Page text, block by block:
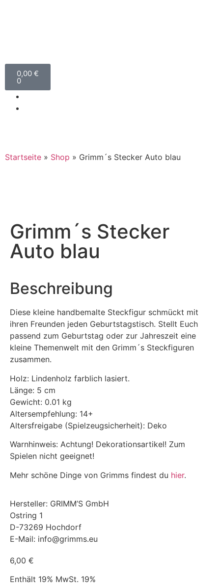
0,00 €
0
Startseite » Shop » Grimm´s Stecker Auto blau
Grimm´s Stecker
Auto blau
Beschreibung
Diese kleine handbemalte Steckfigur schmückt mit
ihren Freunden jeden Geburtstagstisch. Stellt Euch
passend zum Geburtstag oder zur Jahreszeit eine
kleine Themenwelt mit den Grimm´s Steckfiguren
zusammen.
Holz: Lindenholz farblich lasiert.
Länge: 5 cm
Gewicht: 0.01 kg
Altersempfehlung: 14+
Altersfreigabe (Spielzeugsicherheit): Deko
Warnhinweis: Achtung! Dekorationsartikel! Zum
Spielen nicht geeignet!
Mehr schöne Dinge von Grimms findest du hier.
Hersteller: GRIMM’S GmbH
Ostring 1
D-73269 Hochdorf
E-Mail: info@grimms.eu
6,00 €
Enthält 19% MwSt. 19%